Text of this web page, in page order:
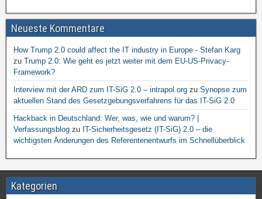
Neueste Kommentare
How Trump 2.0 could affect the IT industry in Europe - Stefan Karg
zu Trump 2.0: Wie geht es jetzt weiter mit dem EU-US-Privacy-
Framework?
Interview mit der ARD zum IT-SiG 2.0 – intrapol.org zu Synopse zum
aktuellen Stand des Gesetzgebungsverfahrens für das IT-SiG 2.0
Hackback in Deutschland: Wer, was, wie und warum? |
Verfassungsblog zu IT-Sicherheitsgesetz (IT-SiG) 2.0 – die
wichtigsten Änderungen des Referentenentwurfs im Schnellüberblick
Kategorien